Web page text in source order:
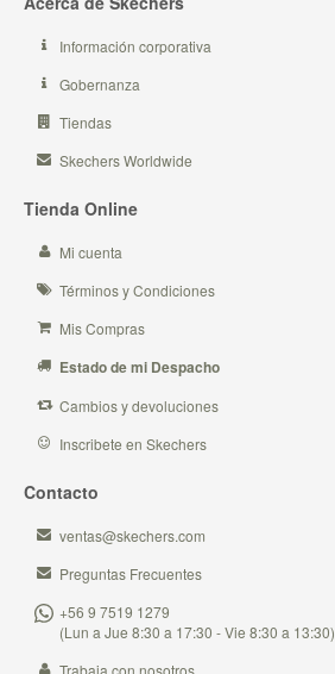
Información corporativa
Gobernanza
Tiendas
Skechers Worldwide
Tienda Online
Mi cuenta
Términos y Condiciones
Mis Compras
Estado de mi Despacho
Cambios y devoluciones
Inscribete en Skechers
Contacto
ventas@skechers.com
Preguntas Frecuentes
+56 9 7519 1279
(Lun a Jue 8:30 a 17:30 - Vie 8:30 a 13:30)
Trabaja con nosotros